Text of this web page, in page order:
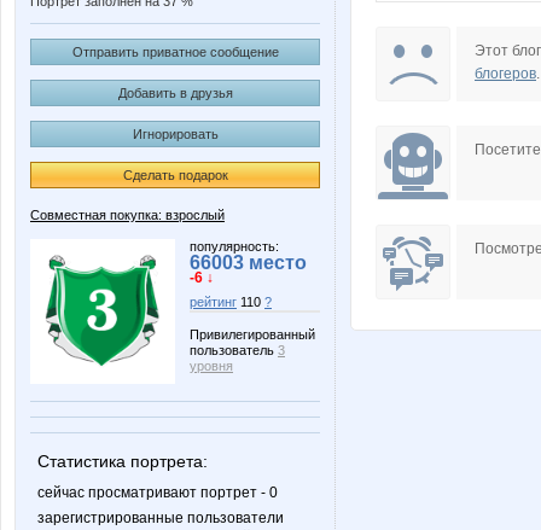
Отправить приватное сообщение
Добавить в друзья
Игнорировать
Сделать подарок
Совместная покупка: взрослый
популярность:
66003 место
-6 ↓
рейтинг 110 ?
Привилегированный
пользователь 3
уровня
Статистика портрета:
сейчас просматривают портрет - 0
зарегистрированные пользователи
Choly
LisenokM
Этот
блогеров.